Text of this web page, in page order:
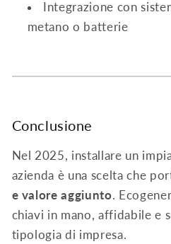
Integrazione con
metano o batterie
Conclusione
Nel 2025, installare un
azienda è una scelta che
e valore aggiunto.
chiavi in mano, affidabile e
tipologia di impresa.